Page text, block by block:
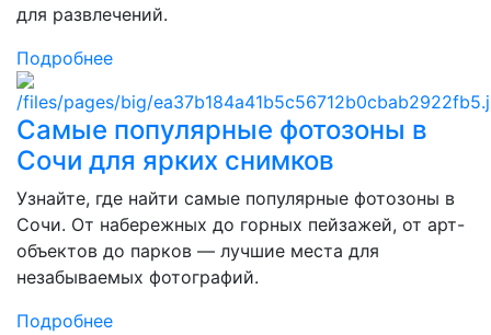
для развлечений.
Подробнее
Самые популярные фотозоны в
Сочи для ярких снимков
Узнайте, где найти самые популярные фотозоны в
Сочи. От набережных до горных пейзажей, от арт-
объектов до парков — лучшие места для
незабываемых фотографий.
Подробнее